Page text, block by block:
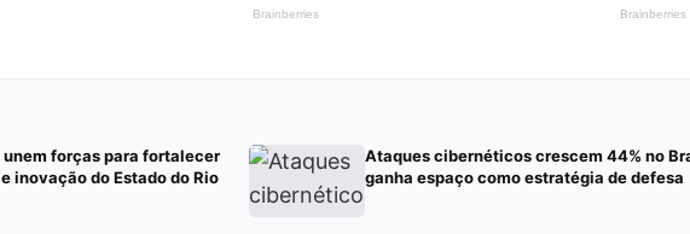
unem forças para fortalecer
inovação do Estado do Rio
Ataques cibernéticos crescem 44% no
ganha espaço como estratégia de defesa